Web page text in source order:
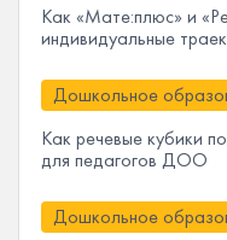
Как «Мате:плюс» и
индивидуальные
Дошкольное
Как речевые кубики
для педагогов ДОО
Дошкольное